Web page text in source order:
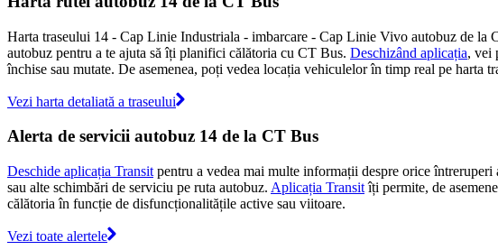
Harta traseului 14 - Cap Linie Industriala - imbarcare - Cap Linie Vivo autobuz de la
autobuz pentru a te ajuta să îți planifici călătoria cu CT Bus. Deschizând aplicația, vei
închise sau mutate. De asemenea, poți vedea locația vehiculelor în timp real pe harta
Vezi harta detaliată a traseului
Alerta de servicii autobuz 14 de la CT Bus
Deschide aplicația Transit pentru a vedea mai multe informații despre orice
sau alte schimbări de serviciu pe ruta autobuz. Aplicația Transitîți permite, de
călătoria în funcție de disfuncționalitățile active sau viitoare.
Vezi toate alertele